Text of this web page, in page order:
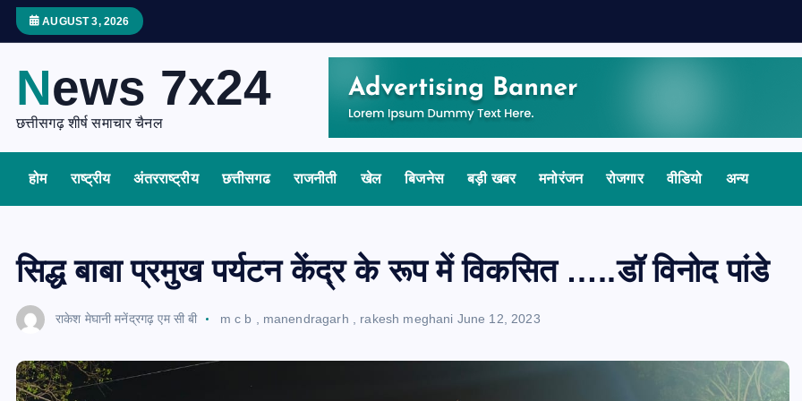
c
n
AUGUST 3, 2026
News 7x24
छत्तीसगढ़ शीर्ष समाचार चैनल
होम राष्ट्रीय अंतरराष्ट्रीय छत्तीसगढ राजनीती खेल बिजनेस बड़ी खबर मनोरंजन रोजगार वीडियो अन्य
सिद्ध बाबा प्रमुख पर्यटन केंद्र के रूप में विकसित …..डॉ विनोद पांडे
राकेश मेघानी मनेंद्रगढ़ एम सी बी m c b manendragarh rakesh meghani June 12, 2023